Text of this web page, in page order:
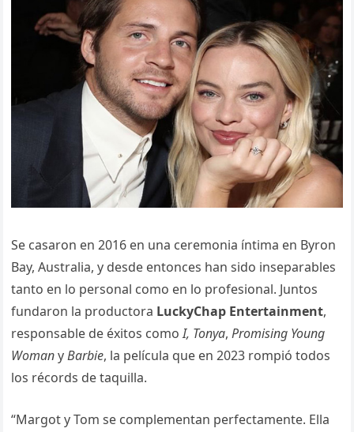
Se casaron en 2016 en una ceremonia íntima en Byron
Bay, Australia, y desde entonces han sido inseparables
tanto en lo personal como en lo profesional. Juntos
fundaron la productora LuckyChap Entertainment,
responsable de éxitos comoI, Tonya,Promising Young
WomanyBarbie, la película que en 2023 rompió todos
los récords de taquilla.
“Margot y Tom se complementan perfectamente. Ella